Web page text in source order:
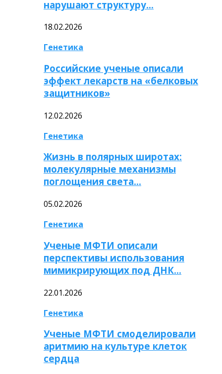
нарушают структуру…
18.02.2026
Генетика
Российские ученые описали
эффект лекарств на «белковых
защитников»
12.02.2026
Генетика
Жизнь в полярных широтах:
молекулярные механизмы
поглощения света…
05.02.2026
Генетика
Ученые МФТИ описали
перспективы использования
мимикрирующих под ДНК…
22.01.2026
Генетика
Ученые МФТИ смоделировали
аритмию на культуре клеток
сердца